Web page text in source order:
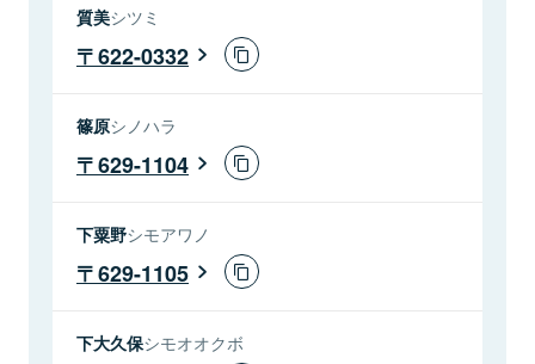
質美シツミ
622-0332
篠原シノハラ
629-1104
下粟野シモアワノ
629-1105
下大久保シモオオクボ